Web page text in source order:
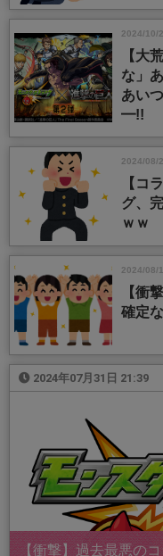
2024/10/
【大
な」
あい
━!!
2024/08/
【コ
グ、
ｗｗ
2024/08/
【衝
確定
2024年07月31日 21:39
【衝撃】過去最悪の